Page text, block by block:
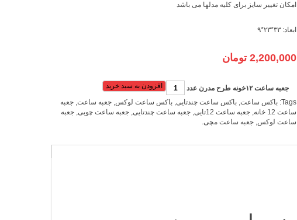
امکان تغییر سایز برای کلیه مدلها می باشد
ابعاد: ۳۳*۲۳*۹
2,200,000 تومان
جعبه ساعت ۱۲خونه طرح مدرن عدد
افزودن به سبد خرید
Tags: باکس ساعت, باکس ساعت چندتایی, باکس ساعت لوکس, جعبه ساعت, جعبه
ساعت 12 خانه
, جعبه ساعت 12تایی , جعبه ساعت چندتایی, جعبه ساعت چوبی, جعبه
ساعت لوکس, جعبه ساعت مچی.